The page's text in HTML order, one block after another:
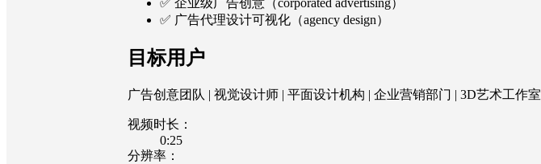
✅ 企业级广告创意（corporated advertising）
✅ 广告代理设计可视化（agency design）
目标用户
广告创意团队 | 视觉设计师 | 平面设计机构 | 企业营销部门 | 3D艺术工作室
视频时长：
0:25
分辨率：